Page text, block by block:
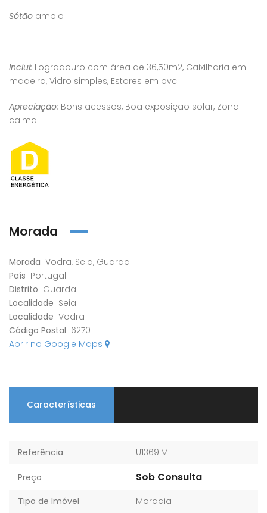
Sótão amplo
Inclui: Logradouro com área de 36,50m2, Caixilharia em
madeira, Vidro simples, Estores em pvc
Apreciação: Bons acessos, Boa exposição solar, Zona
calma
Morada
Morada Vodra, Seia, Guarda
País Portugal
Distrito Guarda
Localidade Seia
Localidade Vodra
Código Postal 6270
Abrir no Google Maps
Características
Referência U1369IM
Preço Sob Consulta
Tipo de Imóvel
Moradia